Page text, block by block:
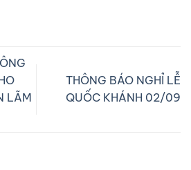
LÃM
THÔNG BÁO NGHỈ LỄ
QUỐC KHÁNH 02/09